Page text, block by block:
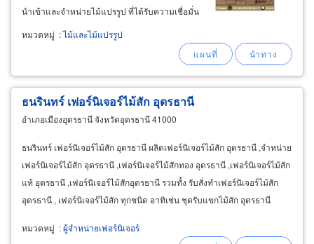
นำเข้าและจำหน่ายไม้แปรรูป ที่ได้รับความเชื่อมั่น
จากลูกค้ากลุ่มช่างรับเหมาตกแต่งภายใน และ
ลูกค้าทั่วไปอย่างต่อเนื่อง มีไม้แปรรูปคุณภาพ
หมวดหมู่ :ไม้และไม้แปรรูป
ธนรินทร์ เฟอร์นิเจอร์ไม้สัก อุดรธานี
อำเภอเมืองอุดรธานี จังหวัดอุดรธานี 41000
ธนรินทร์ เฟอร์นิเจอร์ไม้สัก อุดรธานี ผลิตเฟอร์นิเจอร์ไม้สัก อุดรธานี ,จำหน่าย
เฟอร์นิเจอร์ไม้สัก อุดรธานี ,เฟอร์นิเจอร์ไม้สักทอง อุดรธานี ,เฟอร์นิเจอร์ไม้สัก
แท้ อุดรธานี ,เฟอร์นิเจอร์ไม้สักอุดรธานี รวมทั้ง รับสั่งทำเฟอร์นิเจอร์ไม้สัก
อุดรธานี , เฟอร์นิเจอร์ไม้สัก ทุกชนิด อาทิเช่น ชุดรับแขกไม้สัก อุดรธานี
หมวดหมู่ :ผู้จำหน่ายเฟอร์นิเจอร์